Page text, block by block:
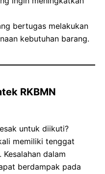
bertugas melakukan
kebutuhan barang.
RKBMN
untuk diikuti?
memiliki tenggat
dalam
berdampak pada